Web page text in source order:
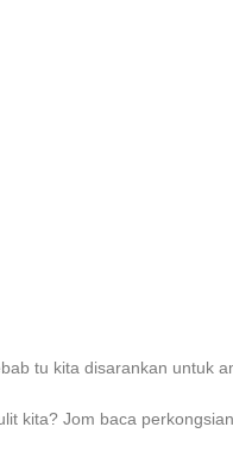
tu kita disarankan untuk
kita? Jom baca